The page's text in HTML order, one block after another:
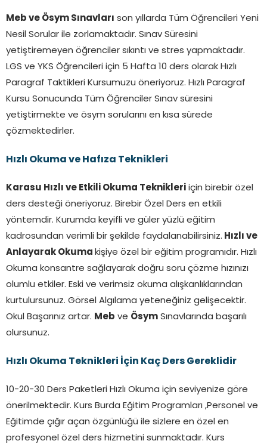
Meb ve Ösym Sınavları
son yıllarda Tüm Öğrencileri Yeni
Nesil Sorular ile zorlamaktadır. Sınav Süresini
yetiştiremeyen öğrenciler sıkıntı ve stres yapmaktadır.
LGS ve YKS Öğrencileri için 5 Hafta 10 ders olarak Hızlı
Paragraf Taktikleri Kursumuzu öneriyoruz. Hızlı Paragraf
Kursu Sonucunda Tüm Öğrenciler Sınav süresini
yetiştirmekte ve ösym sorularını en kısa sürede
çözmektedirler.
Hızlı Okuma ve Hafıza Teknikleri
Karasu Hızlı ve Etkili Okuma Teknikleri için birebir özel
ders desteği öneriyoruz. Birebir Özel Ders en etkili
yöntemdir. Kurumda keyifli ve güler yüzlü eğitim
kadrosundan verimli bir şekilde faydalanabilirsiniz. Hızlı ve
Anlayarak Okuma kişiye özel bir eğitim programıdır. Hızlı
Okuma konsantre sağlayarak doğru soru çözme hızınızı
olumlu etkiler. Eski ve verimsiz okuma alışkanlıklarından
kurtulursunuz. Görsel Algılama yeteneğiniz gelişecektir.
Okul Başarınız artar. Meb ve Ösym Sınavlarında başarılı
olursunuz.
Hızlı Okuma Teknikleri İçin Kaç Ders Gereklidir
10-20-30 Ders Paketleri Hızlı Okuma için seviyenize göre
önerilmektedir. Kurs Burda Eğitim Programları ,Personel ve
Eğitimde çığır açan özgünlüğü ile sizlere en özel en
profesyonel özel ders hizmetini sunmaktadır. Kurs